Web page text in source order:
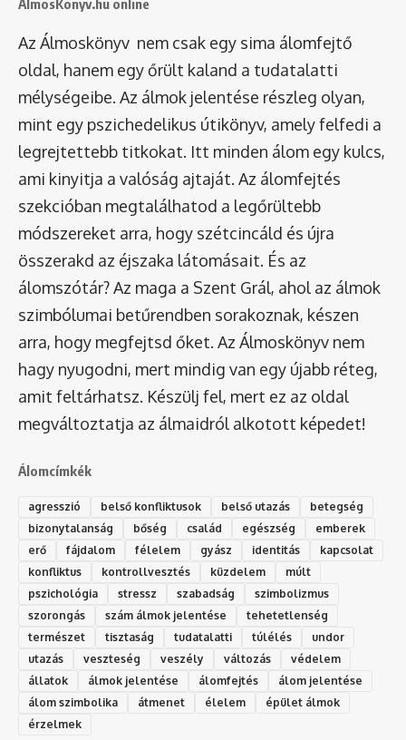
ÁlmosKönyv.hu online
Az Álmoskönyv nem csak egy sima álomfejtő
oldal, hanem egy őrült kaland a tudatalatti
mélységeibe. Az álmok jelentése részleg olyan,
mint egy pszichedelikus útikönyv, amely felfedi a
legrejtettebb titkokat. Itt minden álom egy kulcs,
ami kinyitja a valóság ajtaját. Az álomfejtés
szekcióban megtalálhatod a legőrültebb
módszereket arra, hogy szétcincáld és újra
összerakd az éjszaka látomásait. És az
álomszótár? Az maga a Szent Grál, ahol az álmok
szimbólumai betűrendben sorakoznak, készen
arra, hogy megfejtsd őket. Az Álmoskönyv nem
hagy nyugodni, mert mindig van egy újabb réteg,
amit feltárhatsz. Készülj fel, mert ez az oldal
megváltoztatja az álmaidról alkotott képedet!
Álomcímkék
agresszió belső konfliktusok belső utazás
betegség
bizonytalanság
bőség család egészség
emberek
erő
fájdalom félelem gyász identitás
kapcsolat
konfliktus
kontrollvesztés küzdelem
múlt
pszichológia
stressz szabadság
szimbolizmus
szorongás
szám álmok jelentése
tehetetlenség
természet
tisztaság tudatalatti túlélés
undor
utazás
veszteség veszély változás
védelem
állatok
álmok jelentése álomfejtés
álom jelentése
álom szimbolika
átmenet élelem
épület álmok
érzelmek